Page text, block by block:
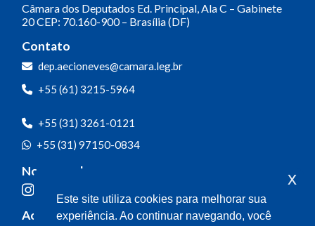
Câmara dos Deputados Ed. Principal, Ala C – Gabinete
20CEP: 70.160-900 – Brasília (DF)
Contato
dep.aecioneves@camara.leg.br
+55 (61) 3215-5964
+55 (31) 3261-0121
+55 (31) 97150-0834
Nossas redes
Acompanhe o meu mandato
Este site utiliza cookies para melhorar sua
experiência. Ao continuar navegando, você
x